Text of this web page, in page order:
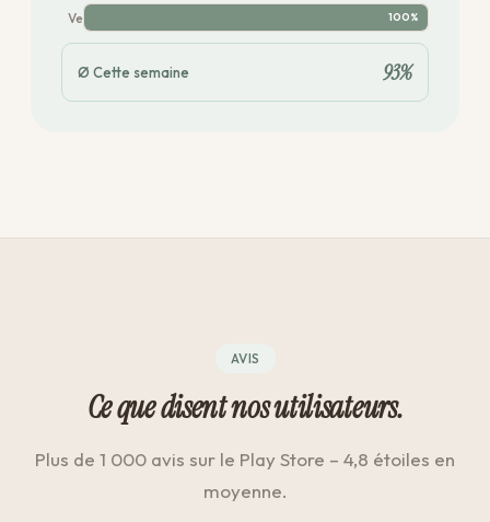
Ve 100%
Ø Cette semaine 93%
AVIS
Ce que disent nos utilisateurs.
Plus de 1 000 avis sur le Play Store – 4,8 étoiles en
moyenne.